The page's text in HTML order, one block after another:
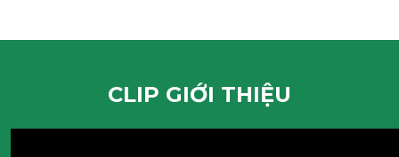
CLIP GIỚI THIỆU